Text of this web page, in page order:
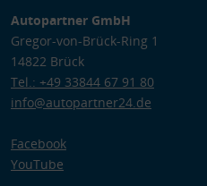
Autopartner GmbH
Gregor-von-Brück-Ring 1
14822 Brück
Tel.: +49 33844 67 91 80
info@autopartner24.de
Facebook
YouTube